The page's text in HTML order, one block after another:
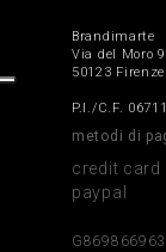
Brandimarte
Via del Moro
50123 Firenze
P.I./C.F.
metodi di
credit card
paypal
G869866963